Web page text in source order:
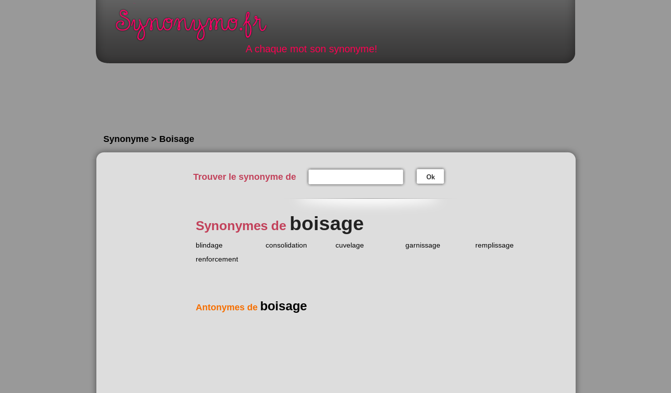
A chaque mot son synonyme!
Synonyme > Boisage
Trouver le synonyme de Ok
Synonymes de boisage
blindage consolidation cuvelage garnissage
remplissage
renforcement
Antonymes de boisage